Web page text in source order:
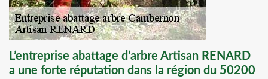
L’entreprise abattage d’arbre Artisan RENARD
a une forte réputation dans la région du 50200